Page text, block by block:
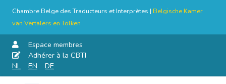
Chambre Belge des Traducteurs et Interprètes | Belgische Kamer
van Vertalers en Tolken
Espace membres
Adhérer à la CBTI
NL
EN DE